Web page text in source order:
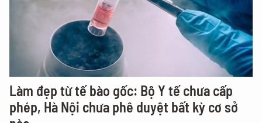
Làm đẹp từ tế bào gốc: Bộ Y tế chưa cấp
phép, Hà Nội chưa phê duyệt bất kỳ cơ sở